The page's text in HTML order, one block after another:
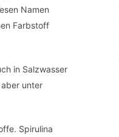
Namen
Farbstoff
in Salzwasser
unter
Spirulina